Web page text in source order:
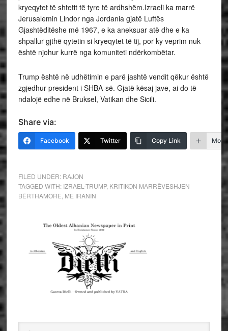
kryeqytet të shtetit të tyre të ardhshëm.Izraeli ka marrë
Jerusalemin Lindor nga Jordania gjatë Luftës
Gjashtëditëshe më 1967, e ka aneksuar atë dhe e ka
shpallur gjthë qytetin si kryeqytet të tij, por ky veprim nuk
është njohur kurrë nga komuniteti ndërkombëtar.
Trump është në udhëtimin e parë jashtë vendit qëkur është
zgjedhur president i SHBA-së. Gjatë kësaj jave, ai do të
ndalojë edhe në Bruksel, Vatikan dhe Sicili.
Share via:
Facebook Twitter Copy Link More
FILED UNDER: RAJON
TAGGED WITH: IZRAEL-TRUMP, KRITIKON MARRËVESHJEN
BËRTHAMORE ME IRANIN